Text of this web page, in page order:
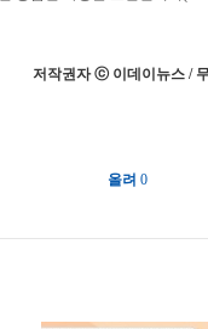
저작권자 ⓒ 이데이뉴스 /
올려 0